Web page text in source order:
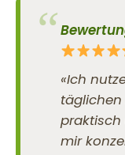
«Ich
täglichen
praktisch
mir